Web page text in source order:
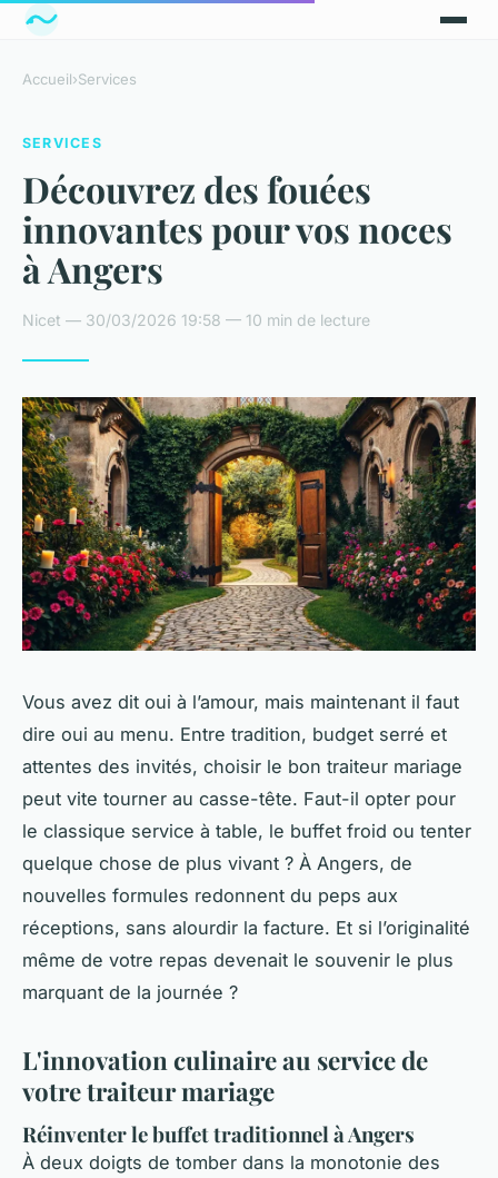
Accueil›Services
SERVICES
Découvrez des fouées
innovantes pour vos noces
à Angers
Nicet — 30/03/2026 19:58 — 10 min de lecture
Vous avez dit oui à l’amour, mais maintenant il faut
dire oui au menu. Entre tradition, budget serré et
attentes des invités, choisir le bon traiteur mariage
peut vite tourner au casse-tête. Faut-il opter pour
le classique service à table, le buffet froid ou tenter
quelque chose de plus vivant ? À Angers, de
nouvelles formules redonnent du peps aux
réceptions, sans alourdir la facture. Et si l’originalité
même de votre repas devenait le souvenir le plus
marquant de la journée ?
L'innovation culinaire au service de
votre traiteur mariage
Réinventer le buffet traditionnel à Angers
À deux doigts de tomber dans la monotonie des